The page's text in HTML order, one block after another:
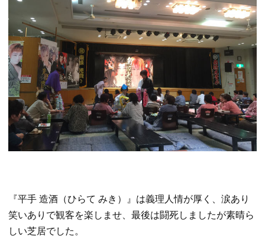
『平手 造酒（ひらて みき）』は義理人情が厚く、涙あり
笑いありで観客を楽しませ、最後は闘死しましたが素晴ら
しい芝居でした。